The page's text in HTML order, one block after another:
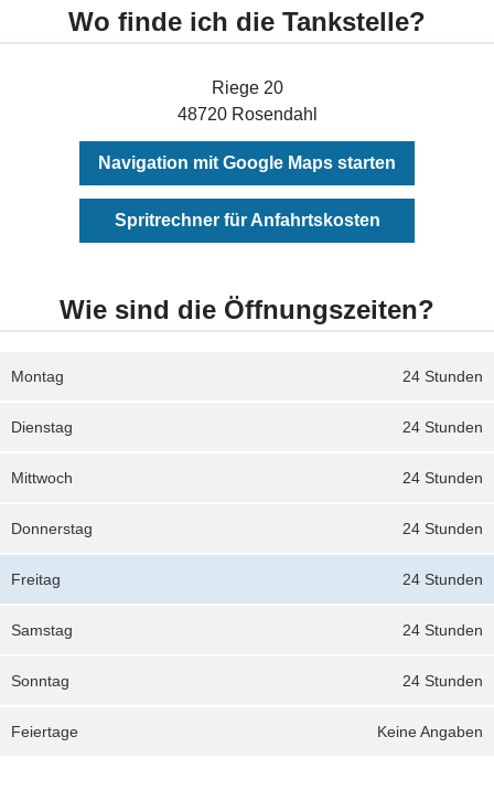
Wo finde ich die Tankstelle?
Riege 20
48720 Rosendahl
Navigation mit Google Maps starten
Spritrechner für Anfahrtskosten
Wie sind die Öffnungszeiten?
24 Stunden
Montag
24 Stunden
Dienstag
24 Stunden
Mittwoch
24 Stunden
Donnerstag
24 Stunden
Freitag
24 Stunden
Samstag
24 Stunden
Sonntag
Keine Angaben
Feiertage